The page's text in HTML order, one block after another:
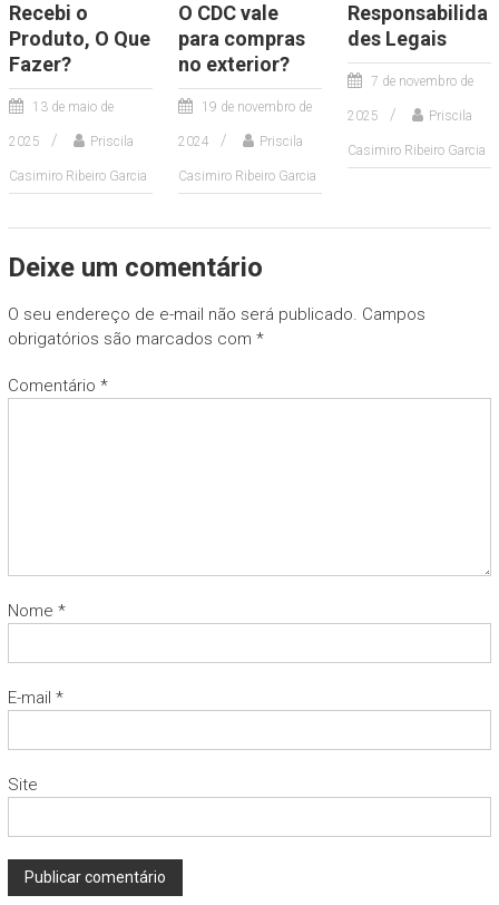
Recebi o
Produto, O Que
Fazer?
13 de maio de
2025 Priscila
Casimiro Ribeiro Garcia
O CDC vale
para compras
no exterior?
19 de novembro de
2024 Priscila
Casimiro Ribeiro Garcia
Responsabilida
des Legais
7 de novembro de
2025 Priscila
Casimiro Ribeiro Garcia
Deixe um comentário
O seu endereço de e-mail não será publicado. Campos
obrigatórios são marcados com *
Comentário *
Nome *
E-mail *
Site